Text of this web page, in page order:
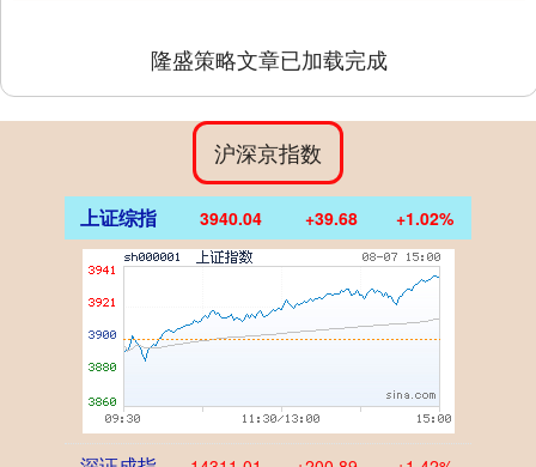
隆盛策略文章已加载完成
沪深京指数
上证综指 3940.04 +39.68 +1.02%